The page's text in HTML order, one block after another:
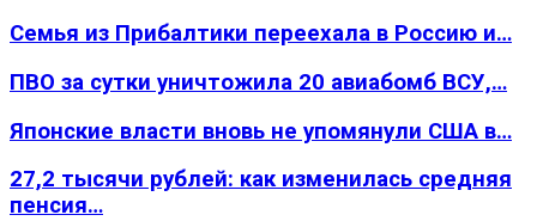
Семья из Прибалтики переехала в Россию и…
ПВО за сутки уничтожила 20 авиабомб ВСУ,…
Японские власти вновь не упомянули США в…
27,2 тысячи рублей: как изменилась средняя
пенсия…